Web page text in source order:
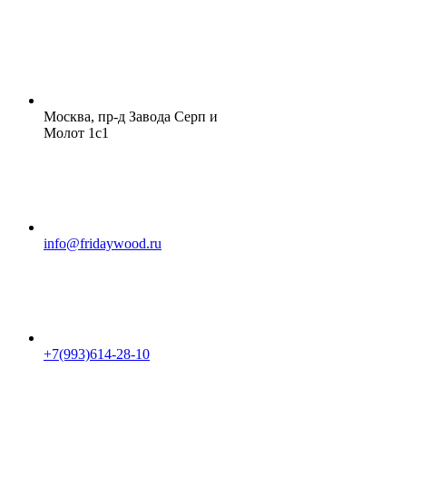
Москва, пр-д Завода Серп и
Молот 1с1
info@fridaywood.ru
+7(993)614-28-10